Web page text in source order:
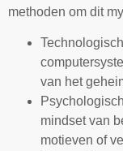
methoden om dit
van het
mindset van
motieven of